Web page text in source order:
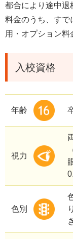
都合により途中退
料金のうち、すで
用・オプション料
入校資格
年齢
視力
色別